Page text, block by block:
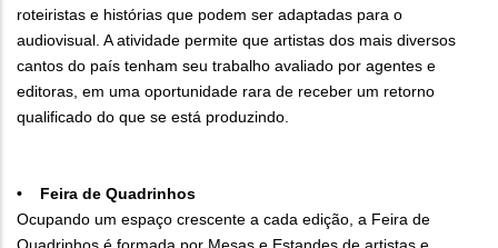
roteiristas e histórias que podem ser adaptadas para o
audiovisual. A atividade permite que artistas dos mais diversos
cantos do país tenham seu trabalho avaliado por agentes e
editoras, em uma oportunidade rara de receber um retorno
qualificado do que se está produzindo.
• Feira de Quadrinhos
Ocupando um espaço crescente a cada edição, a Feira de